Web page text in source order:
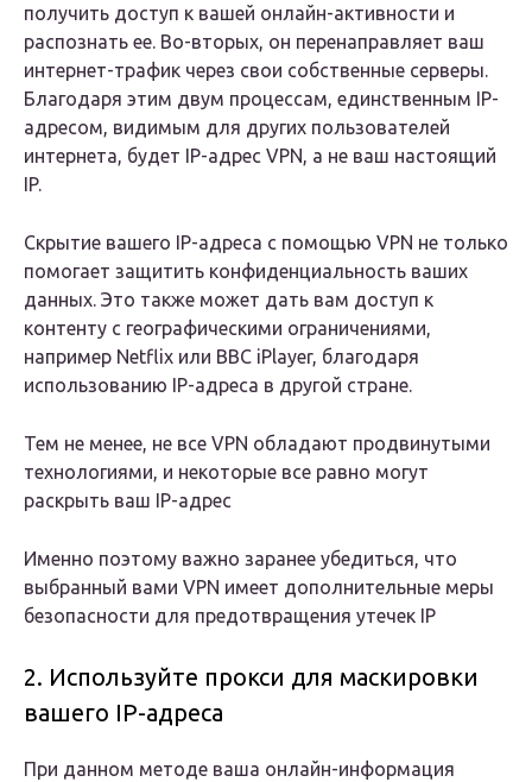
получить доступ к вашей онлайн-активности и
распознать ее. Во-вторых, он перенаправляет ваш
интернет-трафик через свои собственные серверы.
Благодаря этим двум процессам, единственным IP-
адресом, видимым для других пользователей
интернета, будет IP-адрес VPN, а не ваш настоящий
IP.
Скрытие вашего IP-адреса с помощью VPN не только
помогает защитить конфиденциальность ваших
данных. Это также может дать вам доступ к
контенту с географическими ограничениями,
например Netflix или BBC iPlayer, благодаря
использованию IP-адреса в другой стране.
Тем не менее, не все VPN обладают продвинутыми
технологиями, и некоторые все равно могут
раскрыть ваш IP-адрес
Именно поэтому важно заранее убедиться, что
выбранный вами VPN имеет дополнительные меры
безопасности для предотвращения утечек IP
2. Используйте прокси для маскировки
вашего IP-адреса
При данном методе ваша онлайн-информация